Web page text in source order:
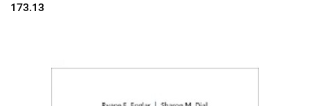
173.13